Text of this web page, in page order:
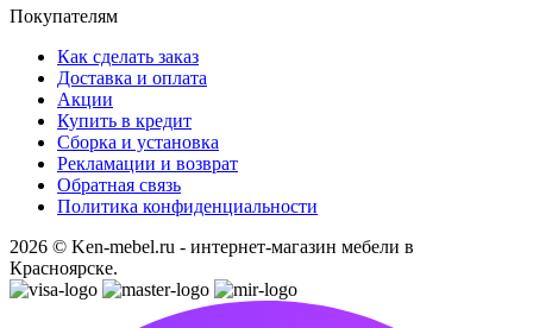
Покупателям
Как сделать заказ
Доставка и оплата
Акции
Купить в кредит
Сборка и установка
Рекламации и возврат
Обратная связь
Политика конфиденциальности
2026 © Ken-mebel.ru - интернет-магазин мебели в
Красноярске.